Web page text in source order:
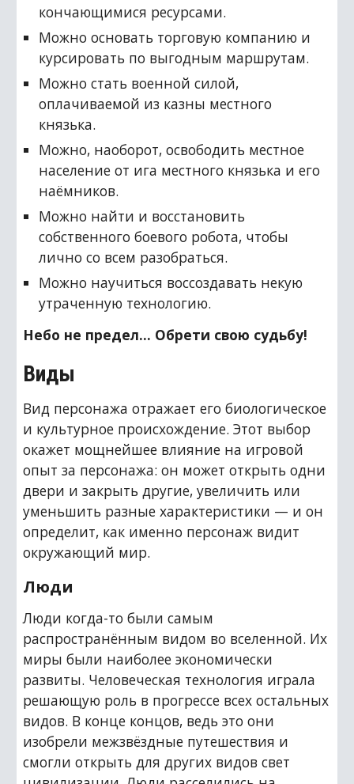
кончающимися ресурсами.
Можно основать торговую компанию и
курсировать по выгодным маршрутам.
Можно стать военной силой,
оплачиваемой из казны местного
князька.
Можно, наоборот, освободить местное
население от ига местного князька и его
наёмников.
Можно найти и восстановить
собственного боевого робота, чтобы
лично со всем разобраться.
Можно научиться воссоздавать некую
утраченную технологию.
Небо не предел… Обрети свою судьбу!
Виды
Вид персонажа отражает его биологическое
и культурное происхождение. Этот выбор
окажет мощнейшее влияние на игровой
опыт за персонажа: он может открыть одни
двери и закрыть другие, увеличить или
уменьшить разные характеристики — и он
определит, как именно персонаж видит
окружающий мир.
Люди
Люди когда-то были самым
распространённым видом во вселенной. Их
миры были наиболее экономически
развиты. Человеческая технология играла
решающую роль в прогрессе всех остальных
видов. В конце концов, ведь это они
изобрели межзвёздные путешествия и
смогли открыть для других видов свет